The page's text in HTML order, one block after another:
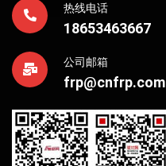
热线电话
18653463667
公司邮箱
frp@cnfrp.com